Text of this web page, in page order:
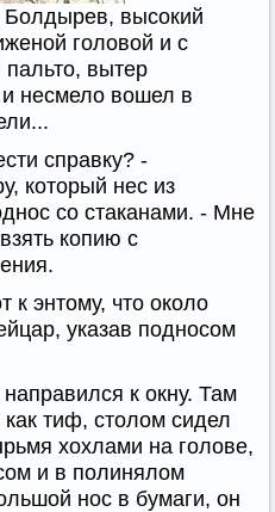
высокий
головой и с
пальто, вытер
несмело вошел в
справку? -
который нес из
со стаканами. - Мне
копию с
к энтому, что около
указав подносом
к окну. Там
тиф, столом сидел
хохлами на голове,
и в полинялом
нос в бумаги, он